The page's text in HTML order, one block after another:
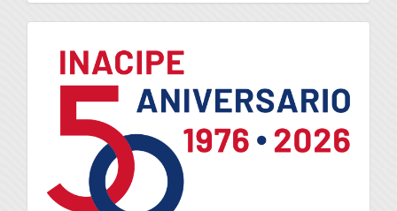
logo